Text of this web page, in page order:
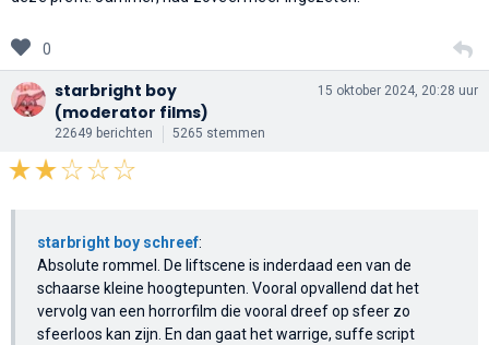
0
starbright boy
(moderator films)
22649 berichten 5265 stemmen
15 oktober 2024, 20:28 uur
starbright boy schreef:
Absolute rommel. De liftscene is inderdaad een van de
schaarse kleine hoogtepunten. Vooral opvallend dat het
vervolg van een horrorfilm die vooral dreef op sfeer zo
sfeerloos kan zijn. En dan gaat het warrige, suffe script